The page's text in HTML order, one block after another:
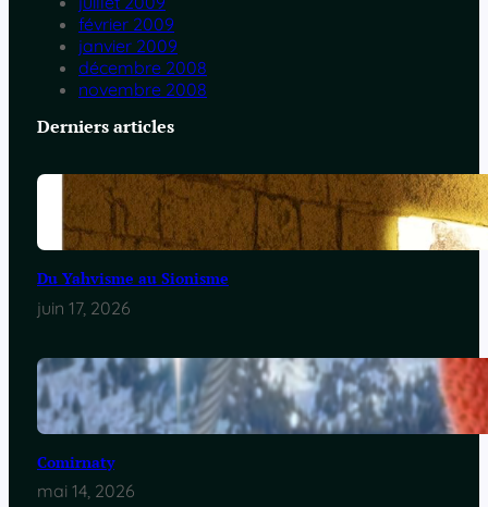
février 2009
janvier 2009
décembre 2008
novembre 2008
Derniers articles
Du Yahvisme au Sionisme
juin 17, 2026
Comirnaty
mai 14, 2026